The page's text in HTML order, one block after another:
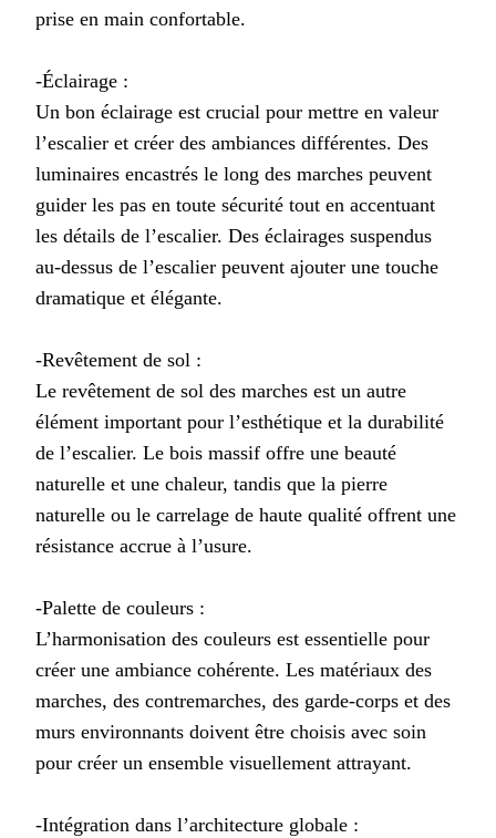
prise en main confortable.
-Éclairage :
Un bon éclairage est crucial pour mettre en valeur
l’escalier et créer des ambiances différentes. Des
luminaires encastrés le long des marches peuvent
guider les pas en toute sécurité tout en accentuant
les détails de l’escalier. Des éclairages suspendus
au-dessus de l’escalier peuvent ajouter une touche
dramatique et élégante.
-Revêtement de sol :
Le revêtement de sol des marches est un autre
élément important pour l’esthétique et la durabilité
de l’escalier. Le bois massif offre une beauté
naturelle et une chaleur, tandis que la pierre
naturelle ou le carrelage de haute qualité offrent une
résistance accrue à l’usure.
-Palette de couleurs :
L’harmonisation des couleurs est essentielle pour
créer une ambiance cohérente. Les matériaux des
marches, des contremarches, des garde-corps et des
murs environnants doivent être choisis avec soin
pour créer un ensemble visuellement attrayant.
-Intégration dans l’architecture globale :